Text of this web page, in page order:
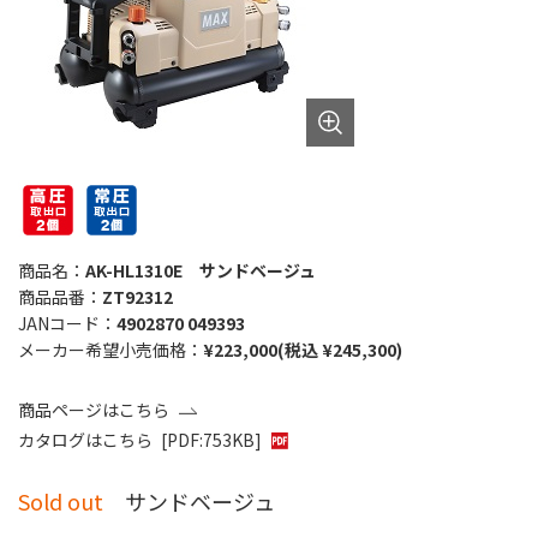
商品名： AK-HL1310E サンドベージュ
商品品番： ZT92312
JANコード： 4902870 049393
メーカー希望小売価格： ¥223,000(税込 ¥245,300)
商品ページはこちら
カタログはこちら [PDF:753KB]
Sold out サンドベージュ